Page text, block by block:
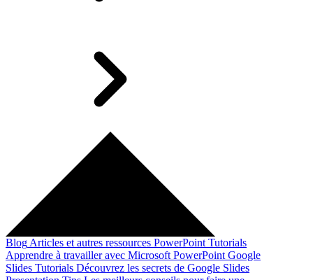
Blog Articles et autres ressources PowerPoint Tutorials
Apprendre à travailler avec Microsoft PowerPoint Google
Slides Tutorials Découvrez les secrets de Google Slides